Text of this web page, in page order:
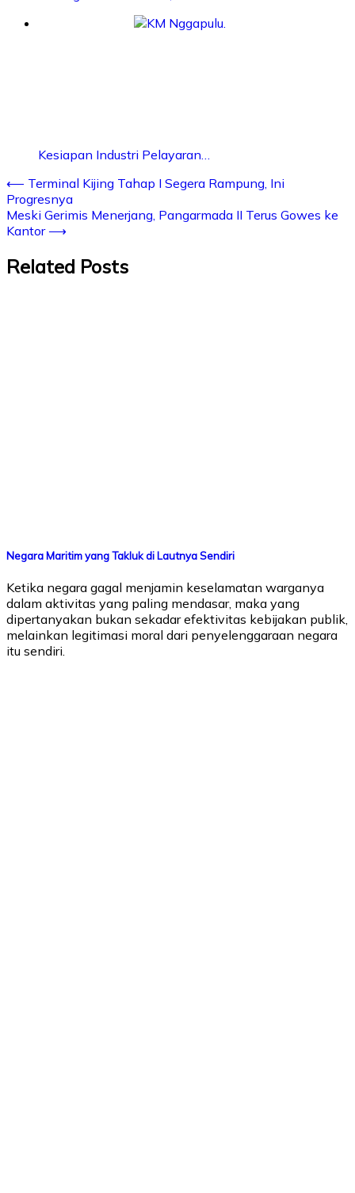
Kesiapan Industri Pelayaran…
⟵ Terminal Kijing Tahap I Segera Rampung, Ini
Progresnya
Meski Gerimis Menerjang, Pangarmada II Terus Gowes ke
Kantor ⟶
Related Posts
Negara Maritim yang Takluk di Lautnya Sendiri
Ketika negara gagal menjamin keselamatan warganya
dalam aktivitas yang paling mendasar, maka yang
dipertanyakan bukan sekadar efektivitas kebijakan publik,
melainkan legitimasi moral dari penyelenggaraan negara
itu sendiri.